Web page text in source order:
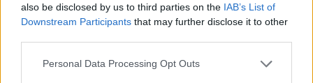
also be disclosed by us to third parties on the IAB’s List of
Downstream Participants that may further disclose it to other
Please note that this website/app uses one or more Google
Personal Data Processing Opt Outs
Κώστας Γκρέκας: Ποιος είναι ο
νικητής της Φάρμας
Το «πλατάνι» της Φάρμας γεννήθηκε στην